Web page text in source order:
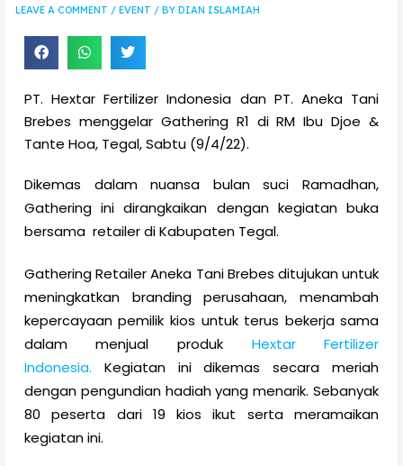
LEAVE A COMMENT / EVENT / BY DIAN ISLAMIAH
PT. Hextar Fertilizer Indonesia dan PT. Aneka Tani
Brebes menggelar Gathering R1 di RM Ibu Djoe &
Tante Hoa, Tegal, Sabtu (9/4/22).
Dikemas dalam nuansa bulan suci Ramadhan,
Gathering ini dirangkaikan dengan kegiatan buka
bersama retailer di Kabupaten Tegal.
Gathering Retailer Aneka Tani Brebes ditujukan untuk
meningkatkan branding perusahaan, menambah
kepercayaan pemilik kios untuk terus bekerja sama
dalam menjual produk Hextar Fertilizer
Indonesia. Kegiatan ini dikemas secara meriah
dengan pengundian hadiah yang menarik. Sebanyak
80 peserta dari 19 kios ikut serta meramaikan
kegiatan ini.